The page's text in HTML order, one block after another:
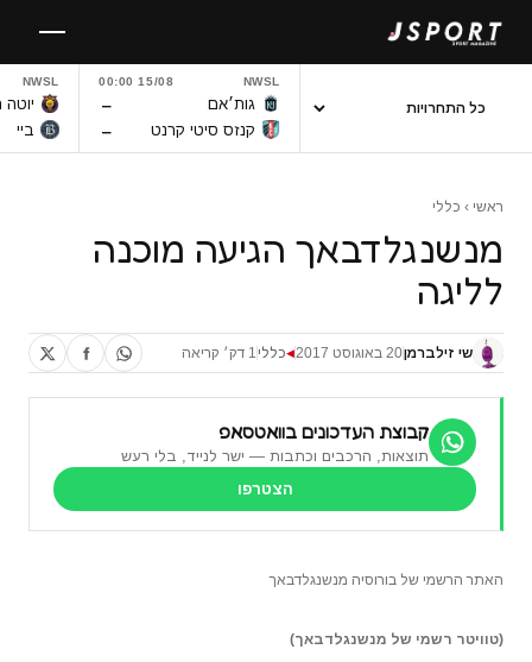
לתוכן
NWSL
15/08 00:00
גות׳אם –
קנזס סיטי קרנט –
NWSL
יוטה
ביי
ראשי › כללי
מנשנגלדבאך הגיעה מוכנה
לליגה
שי זילברמן20 באוגוסט 2017 ◀כללי 1 דק׳ קריאה
קבוצת העדכונים בוואטסאפ
תוצאות, הרכבים וכתבות — ישר לנייד, בלי רעש
הצטרפו
האתר הרשמי של בורוסיה מנשנגלדבאך
(טוויטר רשמי של מנשנגלדבאך)